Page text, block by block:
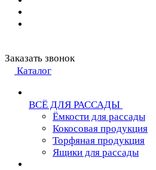
Заказать звонок
Каталог
ВСЁ ДЛЯ РАССАДЫ
Ёмкости для рассады
Кокосовая продукция
Торфяная продукция
Ящики для рассады